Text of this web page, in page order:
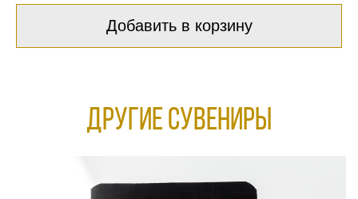
Добавить в корзину
Другие сувениры